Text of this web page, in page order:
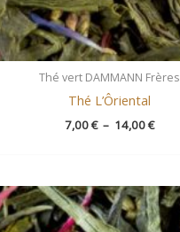
Thé vert DAMMANN Frères
Thé L’Ôriental
7,00€ – 14,00€
de
prix :